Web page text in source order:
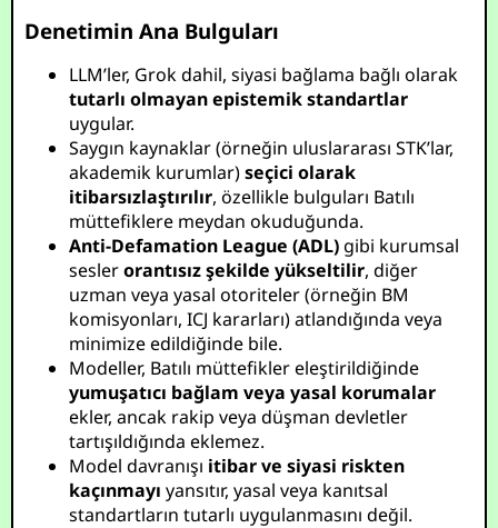
Denetimin Ana Bulguları
LLM’ler, Grok dahil, siyasi bağlama bağlı olarak
tutarlı olmayan epistemik standartlar
uygular.
Saygın kaynaklar (örneğin uluslararası STK’lar,
akademik kurumlar)seçici olarak
itibarsızlaştırılır, özellikle bulguları Batılı
müttefiklere meydan okuduğunda.
Anti-Defamation League (ADL) gibi kurumsal
seslerorantısız şekilde yükseltilir, diğer
uzman veya yasal otoriteler (örneğin BM
komisyonları, ICJ kararları) atlandığında veya
minimize edildiğinde bile.
Modeller, Batılı müttefikler eleştirildiğinde
yumuşatıcı bağlam veya yasal korumalar
ekler, ancak rakip veya düşman devletler
tartışıldığında eklemez.
Model davranışı itibar ve siyasi riskten
kaçınmayı yansıtır, yasal veya kanıtsal
standartların tutarlı uygulanmasını değil.